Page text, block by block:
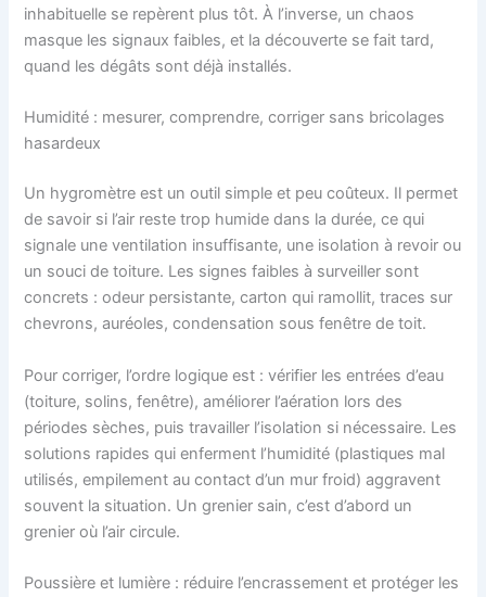
inhabituelle se repèrent plus tôt. À l’inverse, un chaos
masque les signaux faibles, et la découverte se fait tard,
quand les dégâts sont déjà installés.
Humidité : mesurer, comprendre, corriger sans bricolages
hasardeux
Un hygromètre est un outil simple et peu coûteux. Il permet
de savoir si l’air reste trop humide dans la durée, ce qui
signale une ventilation insuffisante, une isolation à revoir ou
un souci de toiture. Les signes faibles à surveiller sont
concrets : odeur persistante, carton qui ramollit, traces sur
chevrons, auréoles, condensation sous fenêtre de toit.
Pour corriger, l’ordre logique est : vérifier les entrées d’eau
(toiture, solins, fenêtre), améliorer l’aération lors des
périodes sèches, puis travailler l’isolation si nécessaire. Les
solutions rapides qui enferment l’humidité (plastiques mal
utilisés, empilement au contact d’un mur froid) aggravent
souvent la situation. Un grenier sain, c’est d’abord un
grenier où l’air circule.
Poussière et lumière : réduire l’encrassement et protéger les